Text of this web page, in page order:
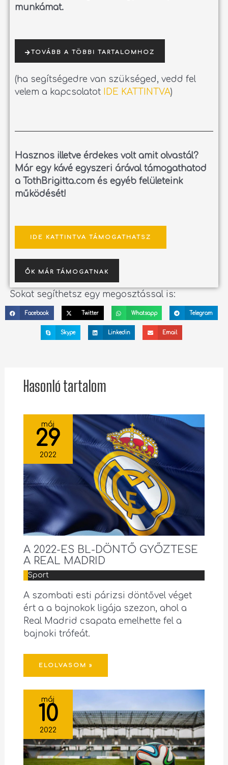
munkámat.
TOVÁBB A TÖBBI TARTALOMHOZ
(ha segítségedre van szükséged, vedd fel
velem a kapcsolatot
IDE KATTINTVA)
Hasznos illetve érdekes volt amit olvastál?
Már egy kávé egyszeri árával támogathatod
a TothBrigitta.com és egyéb felületeink
működését!
IDE KATTINTVA TÁMOGATHATSZ
ŐK MÁR TÁMOGATNAK
Sokat segíthetsz egy megosztással is:
Facebook Twitter Whatsapp Telegram
Skype Linkedin Email
Hasonló tartalom
máj
29
2022
A 2022-ES BL-DÖNTŐ GYŐZTESE
A REAL MADRID
Sport
A szombati esti párizsi döntővel véget
ért a a bajnokok ligája szezon, ahol a
Real Madrid csapata emelhette fel a
bajnoki trófeát.
ELOLVASOM »
máj
10
2022